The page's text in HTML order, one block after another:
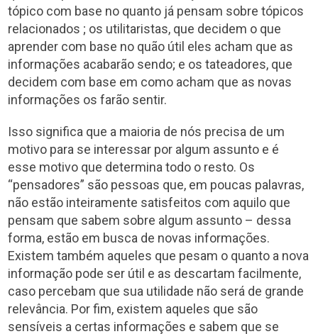
tópico com base no quanto já pensam sobre tópicos
relacionados ; os utilitaristas, que decidem o que
aprender com base no quão útil eles acham que as
informações acabarão sendo; e os tateadores, que
decidem com base em como acham que as novas
informações os farão sentir.
Isso significa que a maioria de nós precisa de um
motivo para se interessar por algum assunto e é
esse motivo que determina todo o resto. Os
“pensadores” são pessoas que, em poucas palavras,
não estão inteiramente satisfeitos com aquilo que
pensam que sabem sobre algum assunto – dessa
forma, estão em busca de novas informações.
Existem também aqueles que pesam o quanto a nova
informação pode ser útil e as descartam facilmente,
caso percebam que sua utilidade não será de grande
relevância. Por fim, existem aqueles que são
sensíveis a certas informações e sabem que se